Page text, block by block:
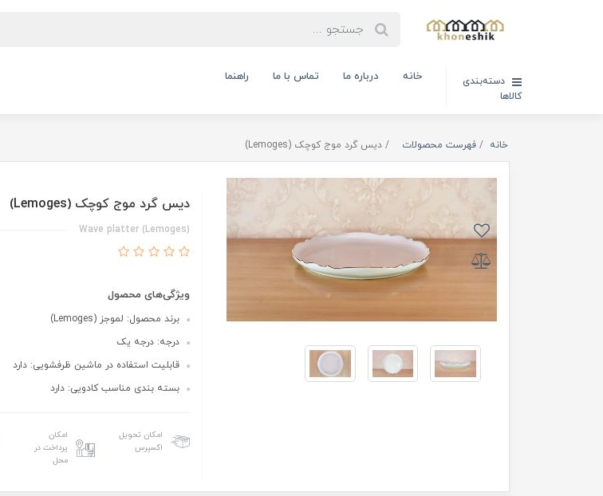
دسته‌بندی
کالاها
خانه درباره ما تماس با ما راهنما
خانه فهرست محصولات دیس گرد موج کوچک (Lemoges)
دیس گرد موج کوچک (Lemoges)
Wave platter (Lemoges)
ویژگی‌های محصول
برند محصول: لموجز (Lemoges)
درجه: درجه یک
قابلیت استفاده در ماشین ظرفشویی: دارد
بسته بندی مناسب کادویی: دارد
امکان تحویل
اکسپرس
امکان
پرداخت در
محل